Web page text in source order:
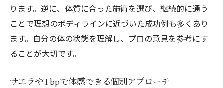
ります。逆に、体質に合った施術を選び、継続的に通う
ことで理想のボディラインに近づいた成功例も多くあり
ます。自分の体の状態を理解し、プロの意見を参考にす
ることが大切です。
サエラやTbpで体感できる個別アプローチ